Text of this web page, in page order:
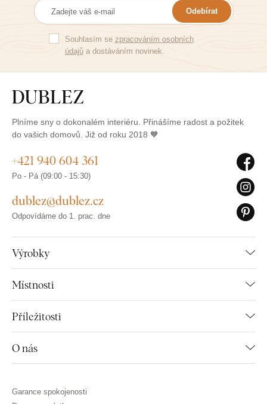
Odebírat
Souhlasím se zpracováním osobních
údajůa dostáváním novinek.
Plníme sny o dokonalém interiéru. Přinášíme radost a požitek
do vašich domovů. Již od roku 2018 🧡
Výrobky
Místnosti
Příležitosti
O nás
+421 940 604 361
Po - Pá (09:00 - 15:30)
dublez@dublez.cz
Odpovídáme do 1. prac. dne
Garance spokojenosti